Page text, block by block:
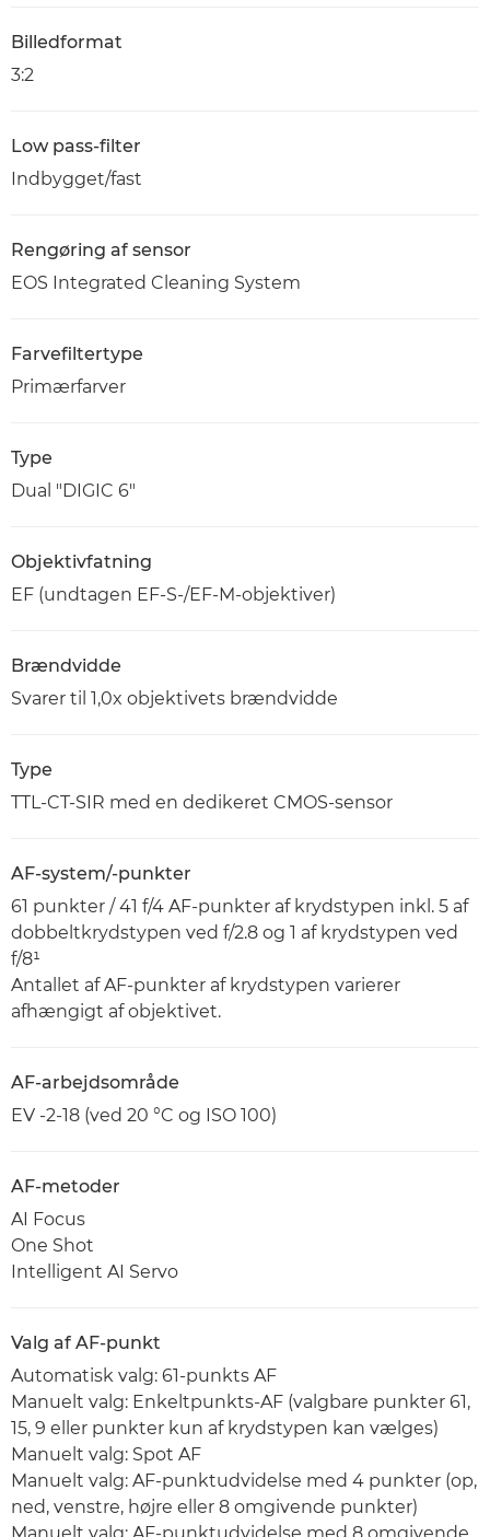
Billedformat
3:2
Low pass-filter
Indbygget/fast
Rengøring af sensor
EOS Integrated Cleaning System
Farvefiltertype
Primærfarver
Type
Dual "DIGIC 6"
Objektivfatning
EF (undtagen EF-S-/EF-M-objektiver)
Brændvidde
Svarer til 1,0x objektivets brændvidde
Type
TTL-CT-SIR med en dedikeret CMOS-sensor
AF-system/-punkter
61 punkter / 41 f/4 AF-punkter af krydstypen inkl. 5 af
dobbeltkrydstypen ved f/2.8 og 1 af krydstypen ved
f/8¹
Antallet af AF-punkter af krydstypen varierer
afhængigt af objektivet.
AF-arbejdsområde
EV -2-18 (ved 20 °C og ISO 100)
AF-metoder
AI Focus
One Shot
Intelligent AI Servo
Valg af AF-punkt
Automatisk valg: 61-punkts AF
Manuelt valg: Enkeltpunkts-AF (valgbare punkter 61,
15, 9 eller punkter kun af krydstypen kan vælges)
Manuelt valg: Spot AF
Manuelt valg: AF-punktudvidelse med 4 punkter (op,
ned, venstre, højre eller 8 omgivende punkter)